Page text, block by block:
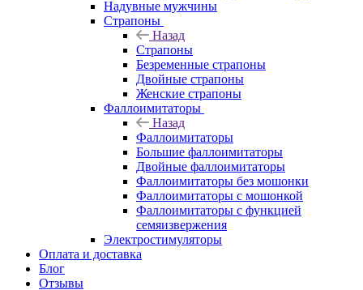
Надувные мужчины
Страпоны
Назад
Страпоны
Безременные страпоны
Двойные страпоны
Женские страпоны
Фаллоимитаторы
Назад
Фаллоимитаторы
Большие фаллоимитаторы
Двойные фаллоимитаторы
Фаллоимитаторы без мошонки
Фаллоимитаторы с мошонкой
Фаллоимитаторы с функцией
семяизвержения
Электростимуляторы
Оплата и доставка
Блог
Отзывы